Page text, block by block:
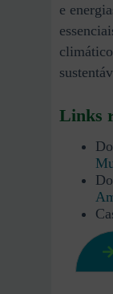
e
Links